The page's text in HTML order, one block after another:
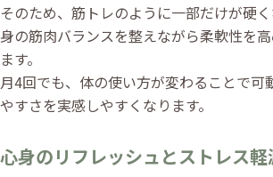
そのため、筋トレのように一部だけが硬
身の筋肉バランスを整えながら柔軟性を
ます。
月4回でも、体の使い方が変わることで可
やすさを実感しやすくなります。
心身のリフレッシュとストレス軽